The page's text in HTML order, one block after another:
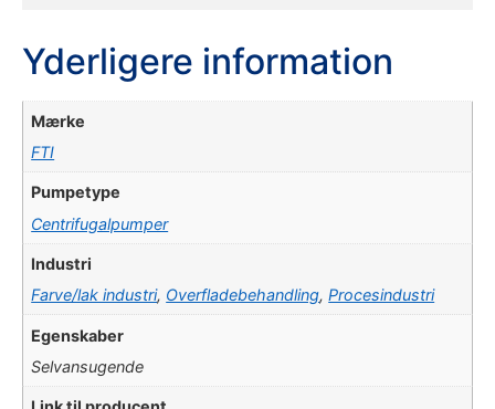
Yderligere information
Mærke
FTI
Pumpetype
Centrifugalpumper
Industri
Farve/lak industri, Overfladebehandling,Procesindustri
Egenskaber
Selvansugende